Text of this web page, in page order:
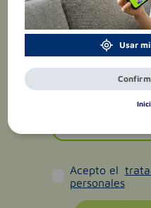
Acepto el
personales
Usar